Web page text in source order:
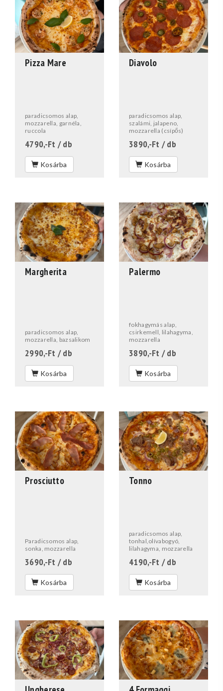
Pizza Mare
paradicsomos alap,
mozzarella, garnéla,
ruccola
4790,-Ft / db
Kosárba
Diavolo
paradicsomos alap,
szalámi, jalapeno,
mozzarella (csípős)
3890,-Ft / db
Kosárba
Margherita
paradicsomos alap,
mozzarella, bazsalikom
2990,-Ft / db
Kosárba
Palermo
fokhagymás alap,
csirkemell, lilahagyma,
mozzarella
3890,-Ft / db
Kosárba
Prosciutto
Paradicsomos alap,
sonka, mozzarella
3690,-Ft / db
Kosárba
Tonno
paradicsomos alap,
tonhal,olívabogyó,
lilahagyma, mozzarella
4190,-Ft / db
Kosárba